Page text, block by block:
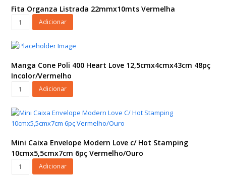
Ouro
quantidade
Fita Organza Listrada 22mmx10mts Vermelha
Fita
Organza
Listrada
22mmx10mts
Vermelha
quantidade
Adicionar
Manga Cone Poli 400 Heart Love 12,5cmx4cmx43cm 48pç
Incolor/Vermelho
Manga
Cone
Poli
400
Heart
Love
12,5cmx4cmx43cm
48pç
Incolor/Vermelho
Adicionar
Mini Caixa Envelope Modern Love c/ Hot Stamping
10cmx5,5cmx7cm 6pç Vermelho/Ouro
Mini
Caixa
Adicionar